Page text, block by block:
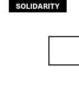
SOLIDARITY